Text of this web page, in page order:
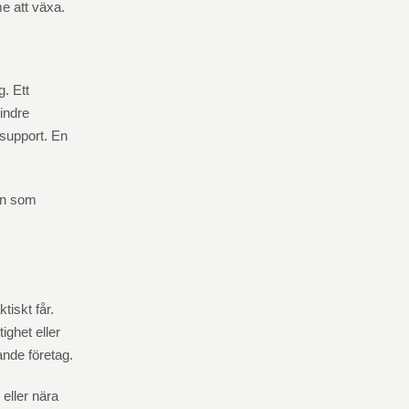
att växa.
Ett
En
som
får.
eller
företag.
nära